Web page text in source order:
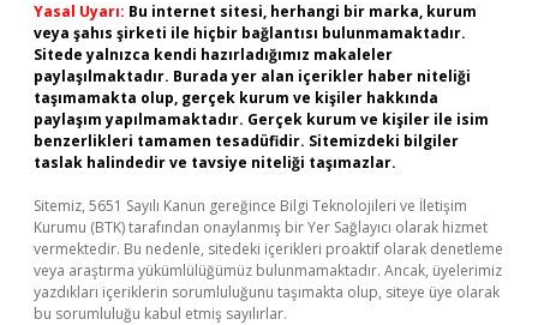
Yasal Uyarı: Bu internet sitesi, herhangi bir marka, kurum
veya şahıs şirketi ile hiçbir bağlantısı bulunmamaktadır.
Sitede yalnızca kendi hazırladığımız makaleler
paylaşılmaktadır. Burada yer alan içerikler haber niteliği
taşımamakta olup, gerçek kurum ve kişiler hakkında
paylaşım yapılmamaktadır. Gerçek kurum ve kişiler ile isim
benzerlikleri tamamen tesadüfidir. Sitemizdeki bilgiler
taslak halindedir ve tavsiye niteliği taşımazlar.
Sitemiz, 5651 Sayılı Kanun gereğince Bilgi Teknolojileri ve İletişim
Kurumu (BTK) tarafından onaylanmış bir Yer Sağlayıcı olarak hizmet
vermektedir. Bu nedenle, sitedeki içerikleri proaktif olarak denetleme
veya araştırma yükümlülüğümüz bulunmamaktadır. Ancak, üyelerimiz
yazdıkları içeriklerin sorumluluğunu taşımakta olup, siteye üye olarak
bu sorumluluğu kabul etmiş sayılırlar.